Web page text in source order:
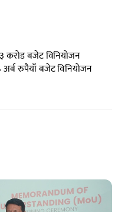
करोड बजेट विनियोजन
अर्ब रुपैयाँ बजेट विनियोजन